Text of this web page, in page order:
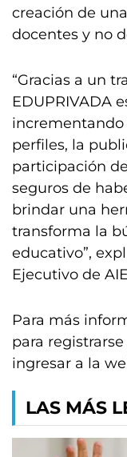
creación de
docentes y no
“Gracias a un
EDUPRIVADA
perfiles, la
participación
seguros de
brindar una
transforma la
educativo”,
Ejecutivo de
Para más
para
ingresar a la
LAS MÁS